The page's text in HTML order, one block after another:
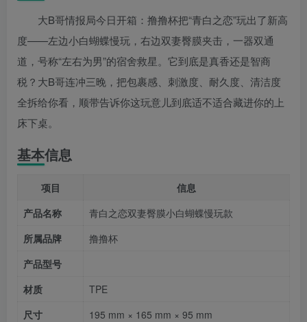
大B哥情报局今日开箱：撸撸杯把“青白之恋”玩出了新高
度——左边小白蝴蝶慢玩，右边双妻臀膜夹击，一器双通
道，号称“左右为男”的宿舍救星。它到底是真香还是智商
税？大B哥连冲三晚，把包裹感、刺激度、耐久度、清洁度
全拆给你看，顺带告诉你这玩意儿到底适不适合藏进你的上
床下桌。
基本信息
项目
信息
产品名称
青白之恋双妻臀膜小白蝴蝶慢玩款
所属品牌
撸撸杯
产品型号
材质
TPE
尺寸
195 mm × 165 mm × 95 mm